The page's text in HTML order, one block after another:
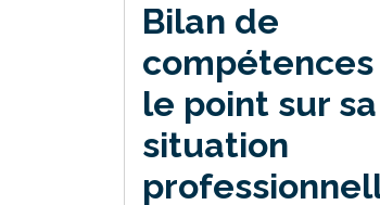
Bilan de
le point sur sa
situation